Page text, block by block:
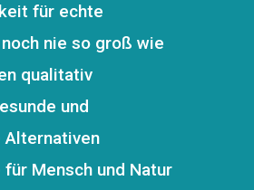
für echte
nie so groß wie
qualitativ
und
Mensch und Natur